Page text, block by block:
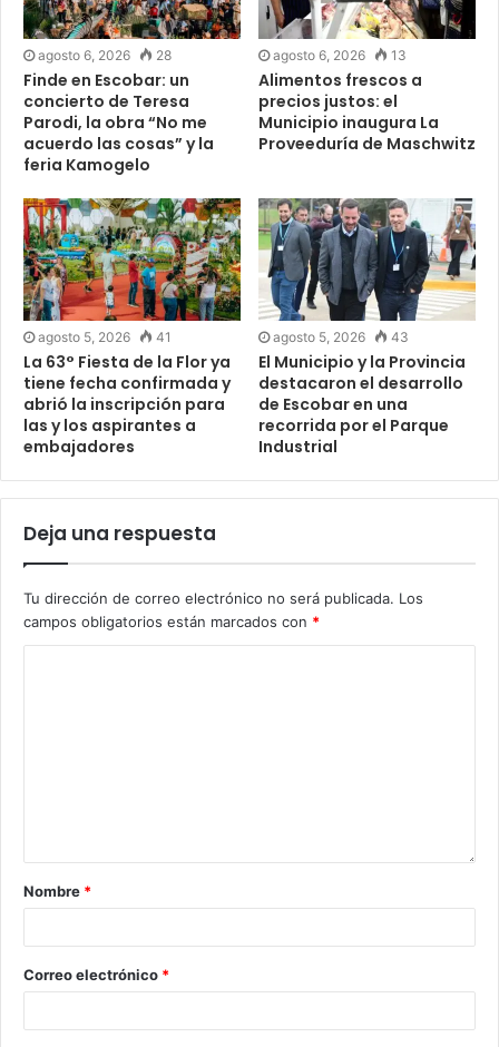
agosto 6, 2026 28
Finde en Escobar: un
concierto de Teresa
Parodi, la obra “No me
acuerdo las cosas” y la
feria Kamogelo
agosto 6, 2026 13
Alimentos frescos a
precios justos: el
Municipio inaugura La
Proveeduría de Maschwitz
agosto 5, 2026 41
La 63° Fiesta de la Flor ya
tiene fecha confirmada y
abrió la inscripción para
las y los aspirantes a
embajadores
agosto 5, 2026 43
El Municipio y la Provincia
destacaron el desarrollo
de Escobar en una
recorrida por el Parque
Industrial
Deja una respuesta
Tu dirección de correo electrónico no será publicada. Los
campos obligatorios están marcados con *
Nombre *
Correo electrónico *